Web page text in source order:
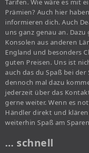
Tarifen. Wie wäre es mit
Prämien? Auch hier
informieren dich. Auch
uns ganz genau an.
Konsolen aus anderen
England und besonders
guten Preisen. Uns ist
auch das du Spaß bei
dennoch mal dazu
jederzeit über das
gerne weiter. Wenn es
Händler direkt und
weiterhin Spaß am
… schnell